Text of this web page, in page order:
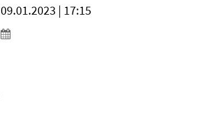
09.01.2023 | 17:15